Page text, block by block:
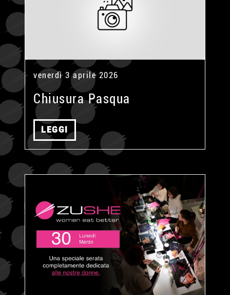
venerdì 3 aprile 2026
Chiusura Pasqua
LEGGI